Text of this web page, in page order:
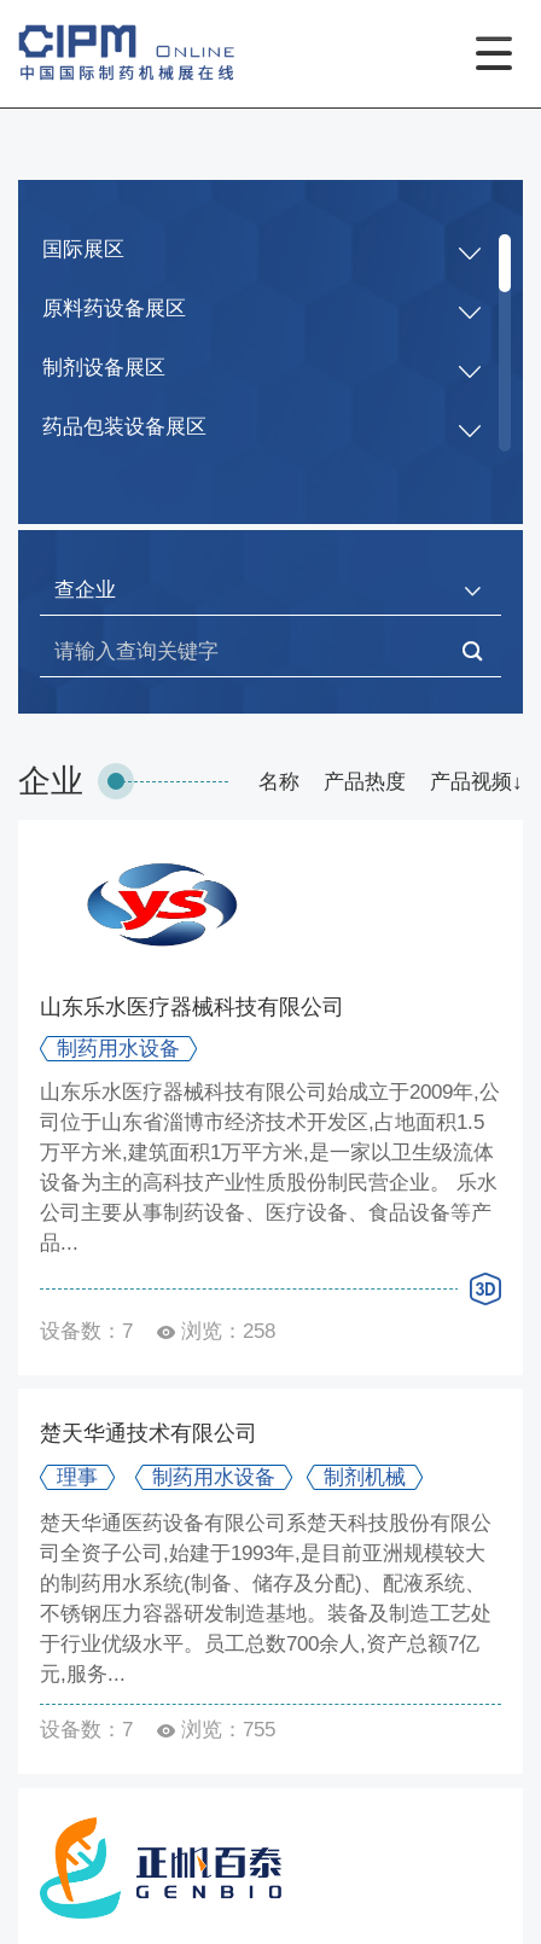
国际展区
原料药设备展区
制剂设备展区
药品包装设备展区
纯化水设备 注射用水（WFI）设备 多效蒸馏水机 纯蒸
汽发生器 反渗透／EDI系统 离子交换设备 水储存与分
配系统 工艺用气（压缩空气、氮气等）净化系统 罐体
呼吸器与终端过滤器 在线TOC／电导率监测系统
中药饮片设备展区
工程净化及验证专区
智能制造与数字化专区
企业 名称 产品热度 产品视频↓
山东乐水医疗器械科技有限公司
制药用水设备
山东乐水医疗器械科技有限公司始成立于2009年,公
司位于山东省淄博市经济技术开发区,占地面积1.5
万平方米,建筑面积1万平方米,是一家以卫生级流体
设备为主的高科技产业性质股份制民营企业。 乐水
公司主要从事制药设备、医疗设备、食品设备等产
品...
设备数：7 浏览：258
楚天华通技术有限公司
理事 制药用水设备
制剂机械
楚天华通医药设备有限公司系楚天科技股份有限公
司全资子公司,始建于1993年,是目前亚洲规模较大
的制药用水系统(制备、储存及分配)、配液系统、
不锈钢压力容器研发制造基地。装备及制造工艺处
于行业优级水平。员工总数700余人,资产总额7亿
元,服务...
设备数：7 浏览：755